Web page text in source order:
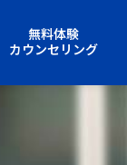
無料体験
カウンセリング